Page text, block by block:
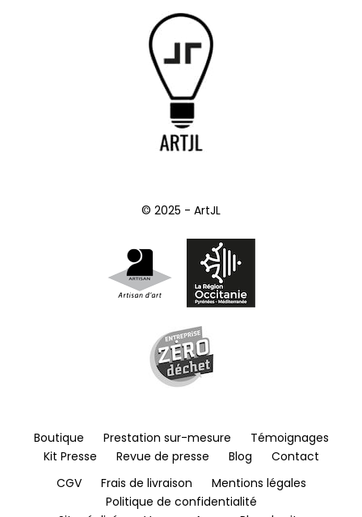
© 2025 - ArtJL
Boutique Prestation sur-mesure
Témoignages
Kit Presse
Revue de presse Blog
Contact
CGV
Frais de livraison
Mentions légales
Politique de confidentialité